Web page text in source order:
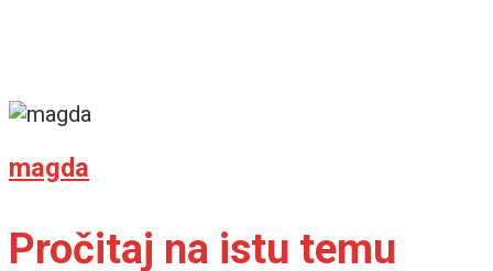
magda
Pročitaj na istu temu